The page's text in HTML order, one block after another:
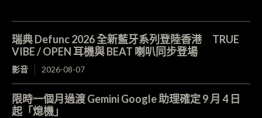
瑞典 Defunc 2026 全新藍牙系列登陸香港 TRUE
VIBE / OPEN 耳機與 BEAT 喇叭同步登場
影音 2026-08-07
限時一個月過渡 Gemini Google 助理確定 9 月 4 日
起「熄機」